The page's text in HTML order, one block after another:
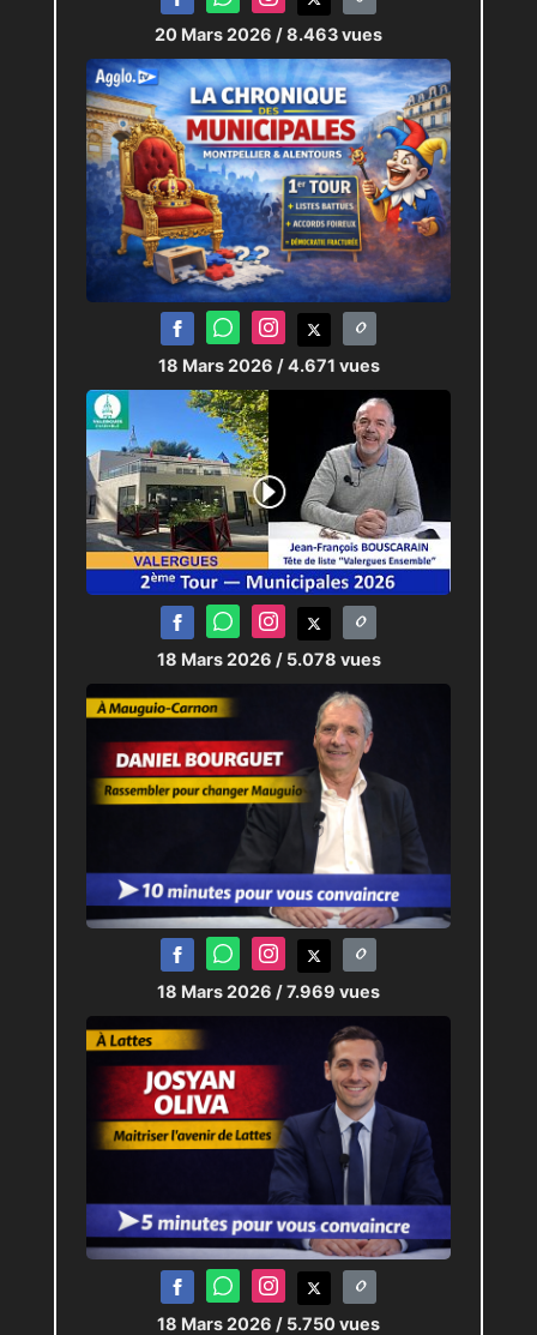
20 Mars 2026 / 8.463 vues
18 Mars 2026 / 4.671 vues
18 Mars 2026 / 5.078 vues
18 Mars 2026 / 7.969 vues
18 Mars 2026 / 5.750 vues